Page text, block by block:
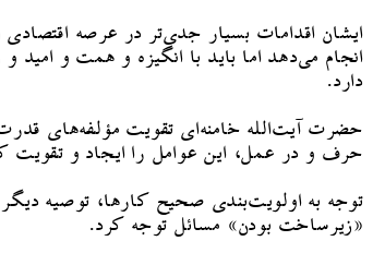
ایشان اقدامات بسیار جدی‌تر در عرصه
انجام می‌دهد اما باید با انگیزه و همت و
دارد.
حضرت آیت‌الله خامنه‌ای تقویت مؤلفه‌های
حرف و در عمل، این عوامل را ایجاد و تقویت
توجه به اولویت‌بندی صحیح کارها، توصیه
«زیرساخت بودن» مسائل توجه کرد.